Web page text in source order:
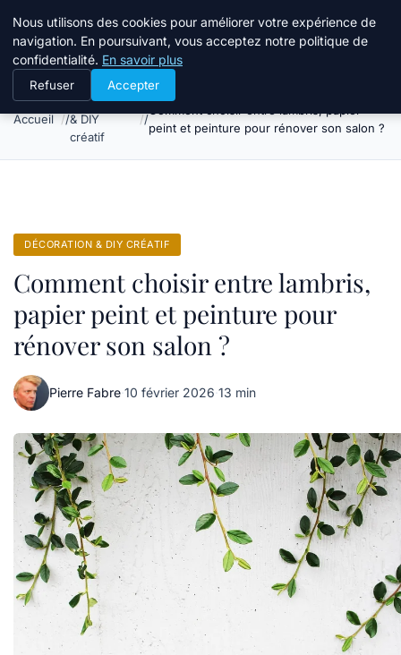
Atelier Designers
Accueil
Décoration
& DIY
créatif
peint et peinture pour rénover son salon ?
DÉCORATION & DIY CRÉATIF
Comment choisir entre lambris,
papier peint et peinture pour
rénover son salon ?
Pierre Fabre·10 février 2026·13 min
Nous utilisons des cookies pour améliorer votre expérience de
navigation. En poursuivant, vous acceptez notre politique de
confidentialité. En savoir plus
Refuser Accepter